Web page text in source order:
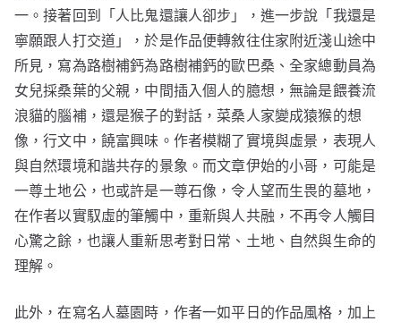
一。接著回到「人比鬼還讓人卻步」，進一步說「我還是
寧願跟人打交道」，於是作品便轉敘往住家附近淺山途中
所見，寫為路樹補鈣為路樹補鈣的歐巴桑、全家總動員為
女兒採桑葉的父親，中間插入個人的臆想，無論是餵養流
浪貓的腦補，還是猴子的對話，菜桑人家變成猿猴的想
像，行文中，饒富興味。作者模糊了實境與虛景，表現人
與自然環境和諧共存的景象。而文章伊始的小哥，可能是
一尊土地公，也或許是一尊石像，令人望而生畏的墓地，
在作者以實馭虛的筆觸中，重新與人共融，不再令人觸目
心驚之餘，也讓人重新思考對日常、土地、自然與生命的
理解。
此外，在寫名人墓園時，作者一如平日的作品風格，加上